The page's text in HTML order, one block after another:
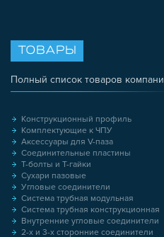
ТОВАРЫ
Полный список товаров
Конструкционный профиль
Комплектующие к ЧПУ
Аксессуары для V-паза
Соединительные пластины
Т-болты и Т-гайки
Сухари пазовые
Угловые соединители
Система трубная модульная
Система трубная конструкционная
Внутренние угловые соединители
2-х и 3-х сторонние соединители